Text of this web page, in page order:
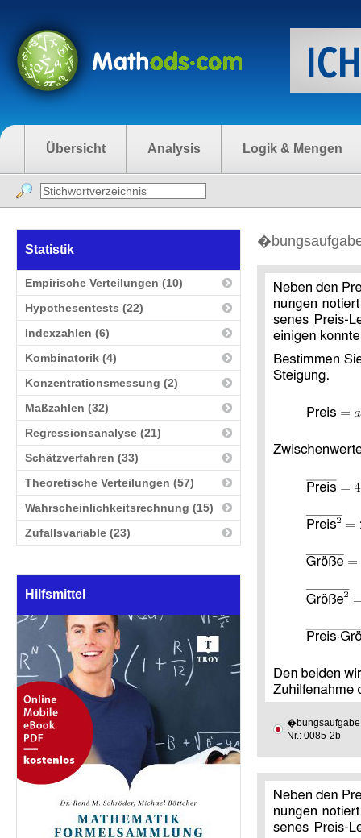
Übersicht Analysis Logik & Mengen
Statistik
Empirische Verteilungen (10)
Hypothesentests (22)
Indexzahlen (6)
Kombinatorik (4)
Konzentrationsmessung (2)
Maßzahlen (32)
Regressionsanalyse (21)
Schätzverfahren (33)
Theoretische Verteilungen (57)
Wahrscheinlichkeitsrechnung (15)
Zufallsvariable (23)
Hilfsmittel
�bungsaufgabe
Nr.: 0085-2b